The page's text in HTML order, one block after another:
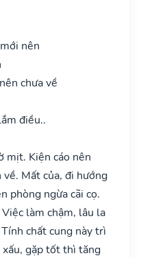
nên
chưa về
điều..
mịt. Kiện cáo nên
Mất của, đi hướng
phòng ngừa cãi cọ.
làm chậm, lâu la
chất cung này trì
gặp tốt thì tăng